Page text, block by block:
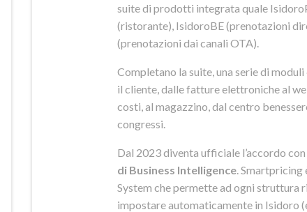
suite di prodotti integrata quale
(ristorante), IsidoroBE (prenotazioni
(prenotazioni dai canali OTA).
Completano la suite, una serie di
il cliente, dalle fatture elettroniche al
costi, al magazzino, dal centro
congressi.
Dal 2023 diventa ufficiale l’accordo con
di Business Intelligence .
System che permette ad ogni struttura
impostare automaticamente in Isidoro